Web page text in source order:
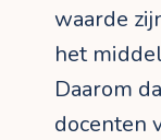
waarde
het
Daarom
docenten